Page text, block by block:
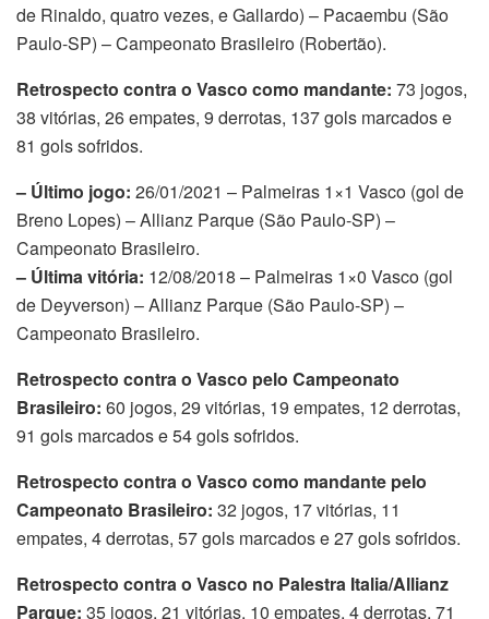
de Rinaldo, quatro vezes, e Gallardo) – Pacaembu (São
Paulo-SP) – Campeonato Brasileiro (Robertão).
Retrospecto contra o Vasco como mandante: 73 jogos,
38 vitórias, 26 empates, 9 derrotas, 137 gols marcados e
81 gols sofridos.
– Último jogo: 26/01/2021 – Palmeiras 1×1 Vasco (gol de
Breno Lopes) – Allianz Parque (São Paulo-SP) –
Campeonato Brasileiro.
– Última vitória: 12/08/2018 – Palmeiras 1×0 Vasco (gol
de Deyverson) – Allianz Parque (São Paulo-SP) –
Campeonato Brasileiro.
Retrospecto contra o Vasco pelo Campeonato
Brasileiro: 60 jogos, 29 vitórias, 19 empates, 12 derrotas,
91 gols marcados e 54 gols sofridos.
Retrospecto contra o Vasco como mandante pelo
Campeonato Brasileiro: 32 jogos, 17 vitórias, 11
empates, 4 derrotas, 57 gols marcados e 27 gols sofridos.
Retrospecto contra o Vasco no Palestra Italia/Allianz
Parque: 35 jogos, 21 vitórias, 10 empates, 4 derrotas, 71